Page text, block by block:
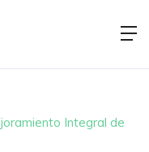
Integral de